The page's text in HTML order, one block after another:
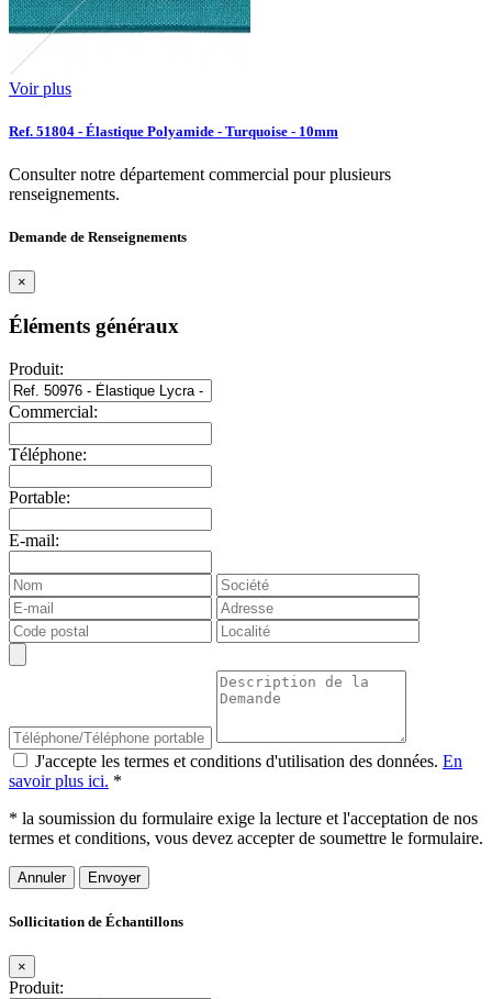
Voir plus
Ref. 51804 - Élastique Polyamide - Turquoise - 10mm
Consulter notre département commercial pour plusieurs
renseignements.
Demande de Renseignements
×
Éléments généraux
Produit:
Commercial:
Téléphone:
Portable:
E-mail:
J'accepte les termes et conditions d'utilisation des données. En
savoir plus ici. *
* la soumission du formulaire exige la lecture et l'acceptation de nos
termes et conditions, vous devez accepter de soumettre le formulaire.
Annuler
Sollicitation de Échantillons
×
Produit: